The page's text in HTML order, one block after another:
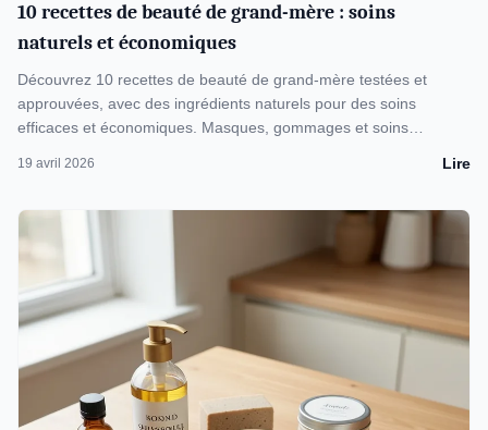
10 recettes de beauté de grand-mère : soins
naturels et économiques
Découvrez 10 recettes de beauté de grand-mère testées et
approuvées, avec des ingrédients naturels pour des soins
efficaces et économiques. Masques, gommages et soins
19 avril 2026 Lire